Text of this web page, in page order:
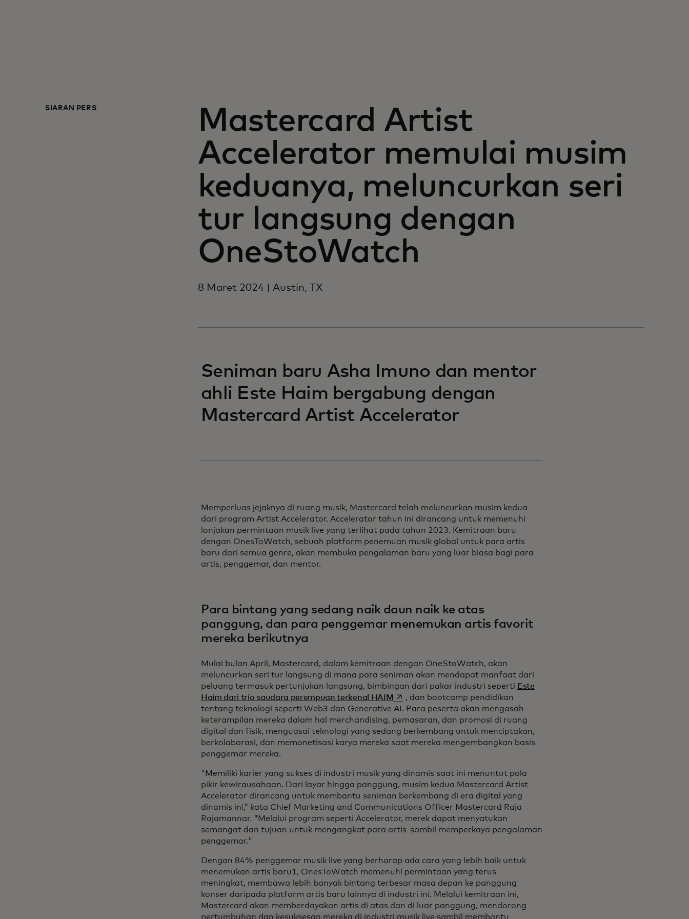
SIARAN PERS
Mastercard Artist
Accelerator memulai musim
keduanya, meluncurkan seri
tur langsung dengan
OneStoWatch
8 Maret 2024 | Austin, TX
Seniman baru Asha Imuno dan mentor
ahli Este Haim bergabung dengan
Mastercard Artist Accelerator
Memperluas jejaknya di ruang musik, Mastercard telah meluncurkan musim kedua
dari program Artist Accelerator. Accelerator tahun ini dirancang untuk memenuhi
lonjakan permintaan musik live yang terlihat pada tahun 2023. Kemitraan baru
dengan OnesToWatch, sebuah platform penemuan musik global untuk para artis
baru dari semua genre, akan membuka pengalaman baru yang luar biasa bagi para
artis, penggemar, dan mentor.
Para bintang yang sedang naik daun naik ke atas
panggung, dan para penggemar menemukan artis favorit
mereka berikutnya
Mulai bulan April, Mastercard, dalam kemitraan dengan OneStoWatch, akan
meluncurkan seri tur langsung di mana para seniman akan mendapat manfaat dari
peluang termasuk pertunjukan langsung, bimbingan dari pakar industri seperti Este
Haim dari trio saudara perempuan terkenal HAIMopens in a new tab
, dan bootcamp pendidikan
tentang teknologi seperti Web3 dan Generative AI. Para peserta akan mengasah
keterampilan mereka dalam hal merchandising, pemasaran, dan promosi di ruang
digital dan fisik, menguasai teknologi yang sedang berkembang untuk menciptakan,
berkolaborasi, dan memonetisasi karya mereka saat mereka mengembangkan basis
penggemar mereka.
"Memiliki karier yang sukses di industri musik yang dinamis saat ini menuntut pola
pikir kewirausahaan. Dari layar hingga panggung, musim kedua Mastercard Artist
Accelerator dirancang untuk membantu seniman berkembang di era digital yang
dinamis ini,” kata Chief Marketing and Communications Officer Mastercard Raja
Rajamannar. "Melalui program seperti Accelerator, merek dapat menyatukan
semangat dan tujuan untuk mengangkat para artis-sambil memperkaya pengalaman
penggemar."
Dengan 84% penggemar musik live yang berharap ada cara yang lebih baik untuk
menemukan artis baru1, OnesToWatch memenuhi permintaan yang terus
meningkat, membawa lebih banyak bintang terbesar masa depan ke panggung
konser daripada platform artis baru lainnya di industri ini. Melalui kemitraan ini,
Mastercard akan memberdayakan artis di atas dan di luar panggung, mendorong
pertumbuhan dan kesuksesan mereka di industri musik live sambil membantu